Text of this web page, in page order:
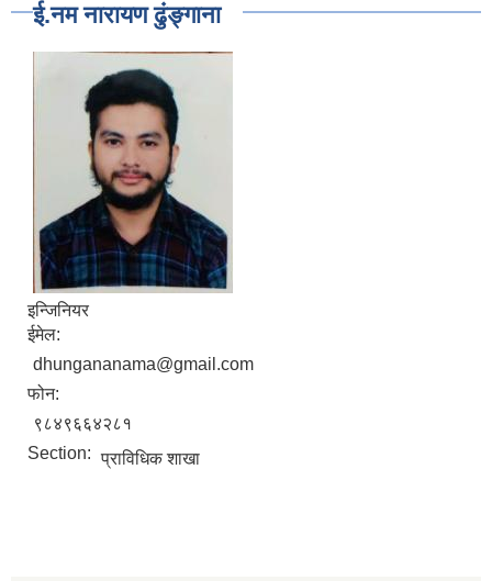
ई.नम नारायण ढुंङ्गाना
इन्जिनियर
ईमेल:
dhungananama@gmail.com
फोन:
९८४९६६४२८१
Section: प्राविधिक शाखा